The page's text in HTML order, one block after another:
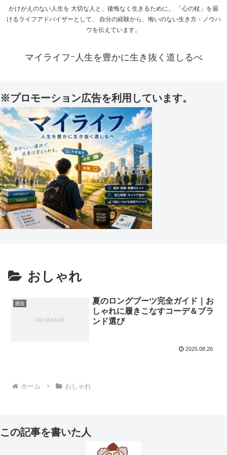
かけがえのない人生を 大切な人と、後悔なく生きるために。 「心の杖」を届
けるライフアドバイザーとして、 自分の経験から、悔いのない生き方・ノウハ
ウを伝えています。
マイライフｰ人生を豊かに生き抜く道しるべ
※プロモーション広告を利用しています。
おしゃれ
通販
夏のロングブーツ完全ガイド｜お
しゃれに履きこなすコーデ＆ブラ
ンド選び
2025.08.26
ホーム おしゃれ
この記事を書いた人